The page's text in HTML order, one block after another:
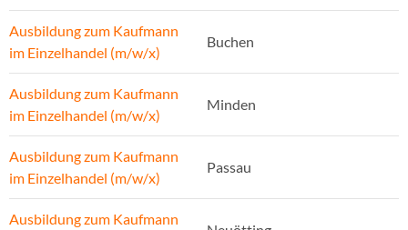
Ausbildung zum Kaufmann
im Einzelhandel (m/w/x)
Buchen
Ausbildung zum Kaufmann
im Einzelhandel (m/w/x)
Minden
Ausbildung zum Kaufmann
im Einzelhandel (m/w/x)
Passau
Ausbildung zum Kaufmann